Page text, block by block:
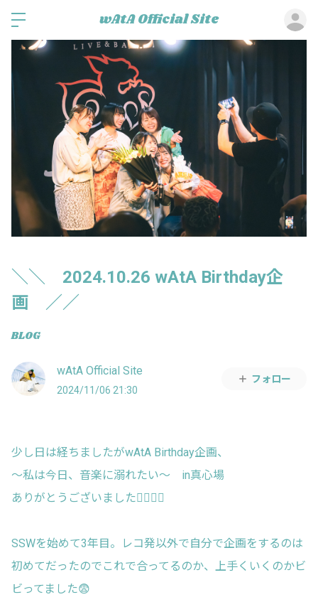
wAtA Official Site
＼＼ 2024.10.26 wAtA Birthday企
画 ／／
BLOG
wAtA Official Site
2024/11/06 21:30
フォロー
少し日は経ちましたがwAtA Birthday企画、
〜私は今日、音楽に溺れたい〜 in真心場
ありがとうございました❤️‍🔥❤️‍🔥
SSWを始めて3年目。レコ発以外で自分で企画をするのは
初めてだったのでこれで合ってるのか、上手くいくのかビ
ビってました😨